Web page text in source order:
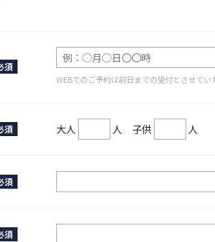
須
WEBでのご予約は前日までの受付とさせて
須 大人 人 子供 人
須
須